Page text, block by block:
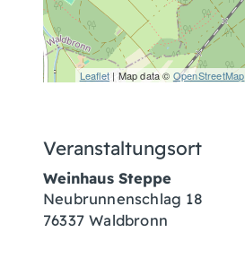
Leaflet| Map data © OpenStreetMap
Veranstaltungsort
Weinhaus Steppe
Neubrunnenschlag 18
76337 Waldbronn